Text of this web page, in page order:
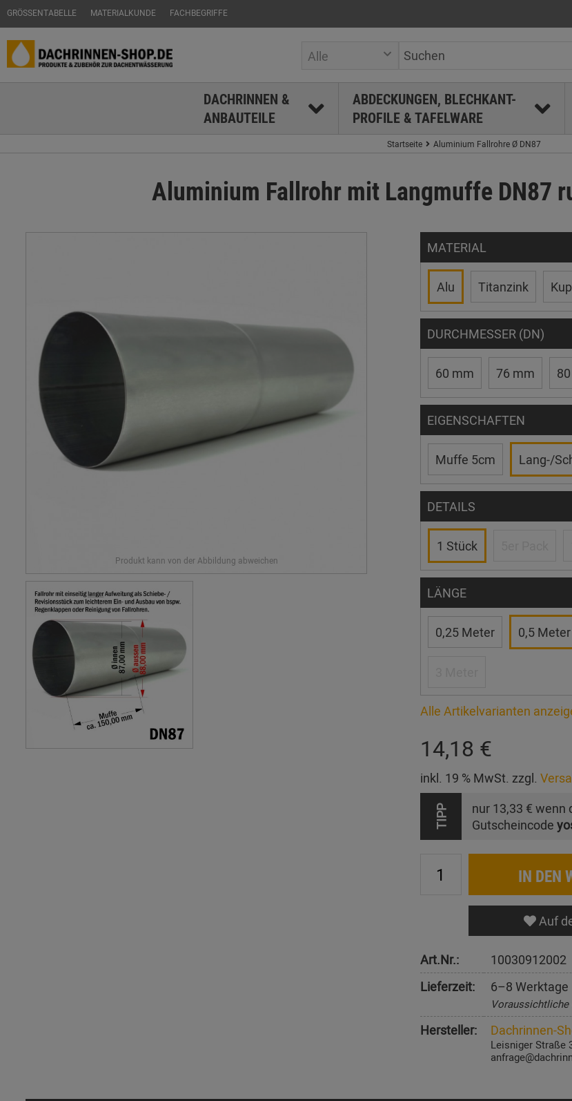
GRÖSSENTABELLE MATERIALKUNDE FACHBEGRIFFE
Alle
DACHRINNEN &
ANBAUTEILE
ABDECKUNGEN, BLECHKANT-
PROFILE & TAFELWARE
Startseite Aluminium Fallrohre Ø DN87
Aluminium Fallrohr mit Langmuffe DN87
MATERIAL
Alu Titanzink
DURCHMESSER (DN)
60 mm 76 mm
EIGENSCHAFTEN
Muffe 5cm Lang-/
DETAILS
1 Stück
LÄNGE
0,25 Meter 0,5 Meter
Alle Artikelvarianten
14,18 €
inkl. 19 % MwSt. zzgl.
TIPP nur 13,33 € wenn
Gutscheincode
IN DEN
Auf
Art.Nr.:
10030912002
Lieferzeit:
6–8 Werktage
Hersteller: Dachrinnen-
Leisniger Straße